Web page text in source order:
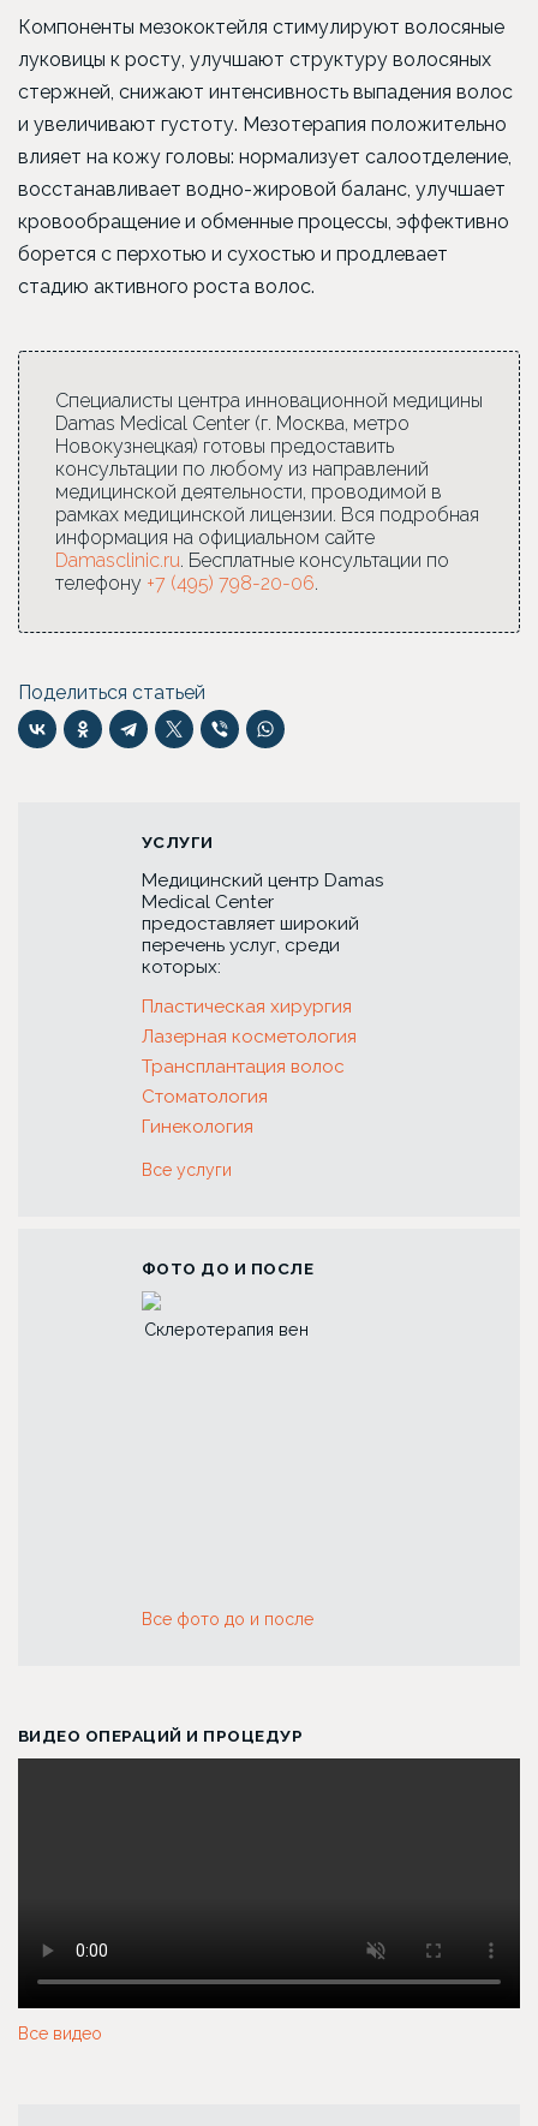
Компоненты мезококтейля стимулируют волосяные
луковицы к росту, улучшают структуру волосяных
стержней, снижают интенсивность выпадения волос
и увеличивают густоту. Мезотерапия положительно
влияет на кожу головы: нормализует салоотделение,
восстанавливает водно-жировой баланс, улучшает
кровообращение и обменные процессы, эффективно
борется с перхотью и сухостью и продлевает
стадию активного роста волос.
Специалисты центра инновационной медицины
Damas Medical Center (г. Москва, метро
Новокузнецкая) готовы предоставить
консультации по любому из направлений
медицинской деятельности, проводимой в
рамках медицинской лицензии. Вся подробная
информация на официальном сайте
Damasclinic.ru. Бесплатные консультации по
телефону +7 (495) 798-20-06.
Поделиться статьей
УСЛУГИ
Медицинский центр Damas
Medical Center
предоставляет широкий
перечень услуг, среди
которых:
Пластическая хирургия
Лазерная косметология
Трансплантация волос
Стоматология
Гинекология
Все услуги
ФОТО ДО И ПОСЛЕ
Склеротерапия вен
Все фото до и после
ВИДЕО ОПЕРАЦИЙ И ПРОЦЕДУР
Все видео